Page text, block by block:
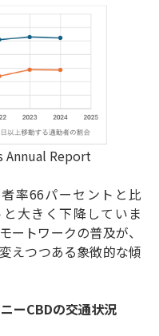
Annual Report
率66パーセントと比
大きく下降していま
ートワークの普及が、
えつつある象徴的な傾
ーCBDの交通状況